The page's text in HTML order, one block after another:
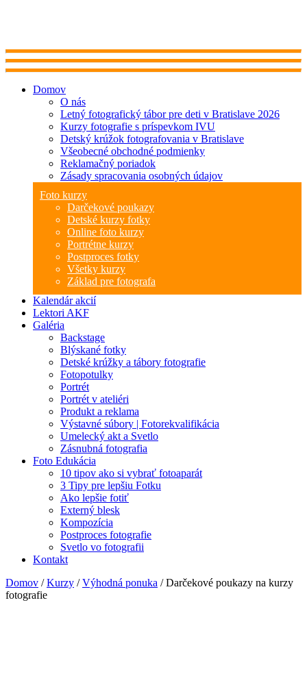
Domov
O nás
Letný fotografický tábor pre deti v Bratislave 2026
Kurzy fotografie s príspevkom IVU
Detský krúžok fotografovania v Bratislave
Všeobecné obchodné podmienky
Reklamačný poriadok
Zásady spracovania osobných údajov
Foto kurzy
Darčekové poukazy
Detské kurzy fotky
Online foto kurzy
Portrétne kurzy
Postproces fotky
Všetky kurzy
Základ pre fotografa
Kalendár akcií
Lektori AKF
Galéria
Backstage
Blýskané fotky
Detské krúžky a tábory fotografie
Fotopotulky
Portrét
Portrét v ateliéri
Produkt a reklama
Výstavné súbory | Fotorekvalifikácia
Umelecký akt a Svetlo
Zásnubná fotografia
Foto Edukácia
10 tipov ako si vybrať fotoaparát
3 Tipy pre lepšiu Fotku
Ako lepšie fotiť
Externý blesk
Kompozícia
Postproces fotografie
Svetlo vo fotografii
Kontakt
Domov /Kurzy /Výhodná ponuka / Darčekové poukazy na kurzy
fotografie